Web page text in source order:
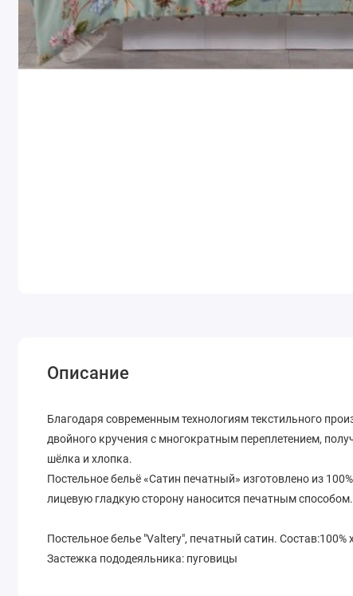
Описание
Благодаря современным технологиям текстильного
двойного кручения с многократным переплетением,
шёлка и хлопка.
Постельное бельё «Сатин печатный» изготовлено из
лицевую гладкую сторону наносится печатным
Постельное белье "Valtery", печатный сатин.
Застежка пододеяльника: пуговицы